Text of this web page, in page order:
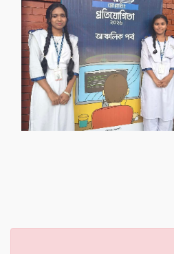
‌গৌর‌বের অর্জন
‌গৌর‌বের অর্জন